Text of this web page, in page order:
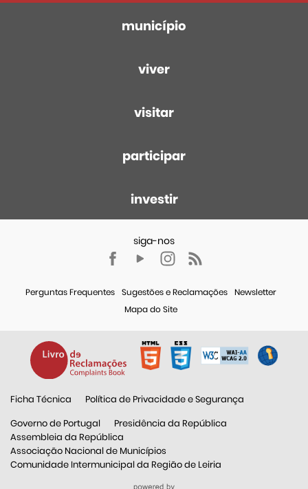
município
viver
visitar
participar
investir
Perguntas Frequentes Sugestões e Reclamações
Newsletter
Mapa do Site
Ficha Técnica
Política de Privacidade e Segurança
Governo de Portugal
Presidência da República
Assembleia da República
Associação Nacional de Municípios
Comunidade Intermunicipal da Região de Leiria